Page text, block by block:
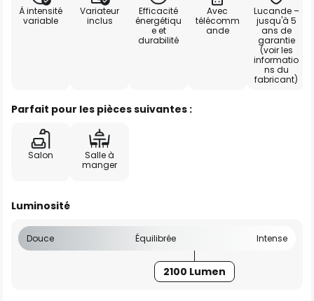
À intensité
variable
Variateur
inclus
Efficacité
énergétiqu
e et
durabilité
Avec
télécomm
ande
Lucande –
jusqu'à 5
ans de
garantie
(voir les
informatio
ns du
fabricant)
Parfait pour les pièces suivantes :
Salon
Salle à
manger
Luminosité
Douce Équilibrée Intense
2100 Lumen